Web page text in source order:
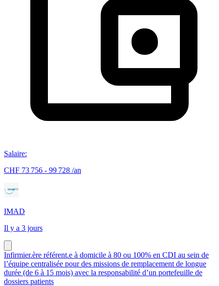
Salaire:
CHF 73 756 - 99 728 /an
IMAD
Il y a 3 jours
Infirmier.ère référent.e à domicile à 80 ou 100% en CDI au sein de
l’équipe centralisée pour des missions de remplacement de longue
durée (de 6 à 15 mois) avec la responsabilité d’un portefeuille de
dossiers patients